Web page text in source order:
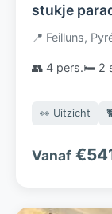
📍 Feilluns,
👥 4 pers.🛏️ 2
👀 Uitzicht
Vanaf